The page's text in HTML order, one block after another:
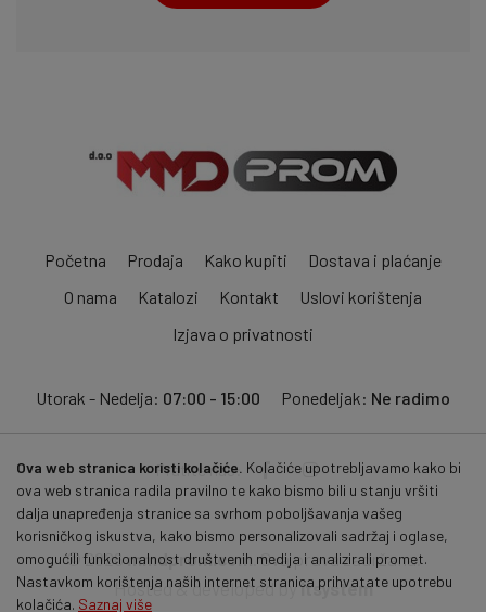
Početna Prodaja Kako kupiti
Dostava i plaćanje
O nama
Katalozi Kontakt
Uslovi korištenja
Izjava o privatnosti
Utorak - Nedelja: 07:00 - 15:00 Ponedeljak: Ne radimo
Pratite nas:
© 2026mmdprom.com . Sva prava zadržana.
Hosted & developed byitsystem
Ova web stranica koristi kolačiće. Kolačiće upotrebljavamo kako bi
ova web stranica radila pravilno te kako bismo bili u stanju vršiti
dalja unapređenja stranice sa svrhom poboljšavanja vašeg
korisničkog iskustva, kako bismo personalizovali sadržaj i oglase,
omogućili funkcionalnost društvenih medija i analizirali promet.
Nastavkom korištenja naših internet stranica prihvatate upotrebu
kolačića. Saznaj više